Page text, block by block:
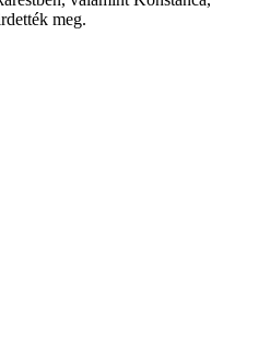
meg.